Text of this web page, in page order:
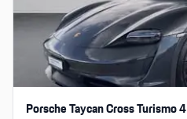
Porsche Taycan Cross Turismo 4